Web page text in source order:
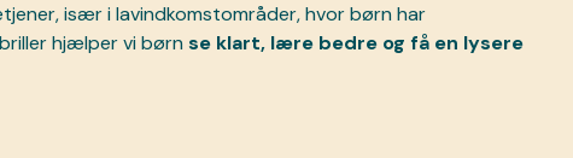
især i lavindkomstområder, hvor børn har
hjælper vi børnse klart, lære bedre og få en lysere